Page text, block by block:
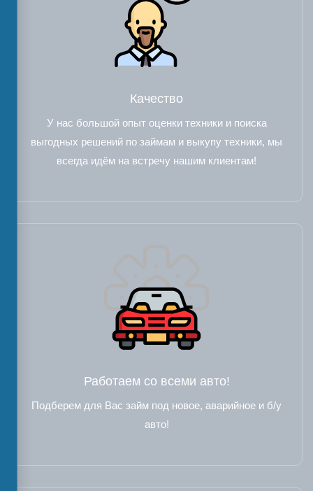
Качество
У нас большой опыт оценки техники и поиска
выгодных решений по займам и выкупу техники, мы
всегда идём на встречу нашим клиентам!
Работаем со всеми авто!
Подберем для Вас займ под новое, аварийное и б/у
авто!